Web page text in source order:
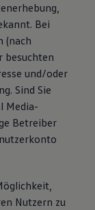
Bei
(nach
besuchten
und/oder
Sind Sie
Media-
Betreiber
Nutzern zu